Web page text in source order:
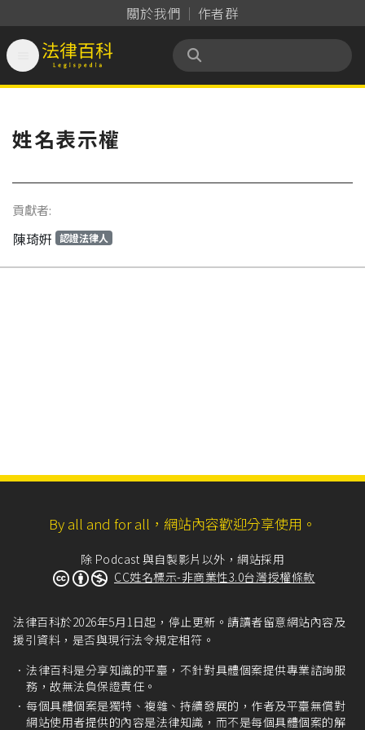
關於我們 作者群
法律百科 Legispedia
姓名表示權
貢獻者:
陳琦姸 認證法律人
By all and for all，網站內容歡迎分享使用。
除 Podcast 與自製影片以外，網站採用
CC姓名標示-非商業性3.0台灣授權條款
法律百科於2026年5月1日起，停止更新。請讀者留意網站內容及
援引資料，是否與現行法令規定相符。
法律百科是分享知識的平臺，不針對具體個案提供專業諮詢服
務，故無法負保證責任。
每個具體個案是獨特、複雜、持續發展的，作者及平臺無償對
網站使用者提供的內容是法律知識，而不是每個具體個案的解